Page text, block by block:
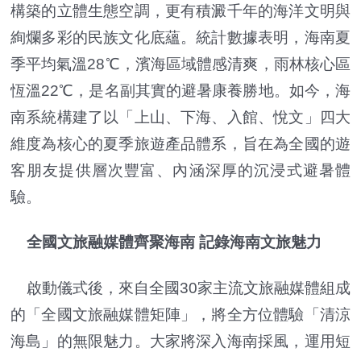
構築的立體生態空調，更有積澱千年的海洋文明與
絢爛多彩的民族文化底蘊。統計數據表明，海南夏
季平均氣溫28℃，濱海區域體感清爽，雨林核心區
恆溫22℃，是名副其實的避暑康養勝地。如今，海
南系統構建了以「上山、下海、入館、悅文」四大
維度為核心的夏季旅遊產品體系，旨在為全國的遊
客朋友提供層次豐富、內涵深厚的沉浸式避暑體
驗。
全國文旅融媒體齊聚海南 記錄海南文旅魅力
啟動儀式後，來自全國30家主流文旅融媒體組成
的「全國文旅融媒體矩陣」，將全方位體驗「清涼
海島」的無限魅力。大家將深入海南採風，運用短